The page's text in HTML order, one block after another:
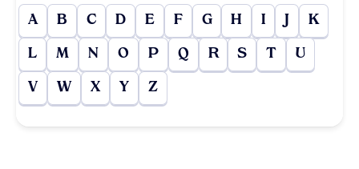
A B C D E F G H I J K
L M N O P Q R S T U
V W X Y Z